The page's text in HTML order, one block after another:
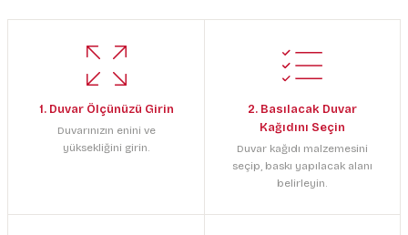
1. Duvar Ölçünüzü Girin
Duvarınızın enini ve
yüksekliğini girin.
2. Basılacak Duvar
Kağıdını Seçin
Duvar kağıdı malzemesini
seçip, baskı yapılacak alanı
belirleyin.